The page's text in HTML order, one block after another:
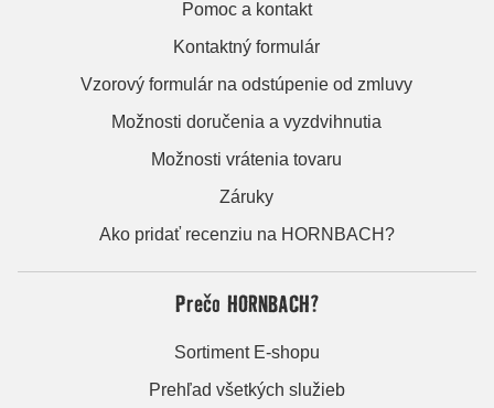
Pomoc a kontakt
Kontaktný formulár
Vzorový formulár na odstúpenie od zmluvy
Možnosti doručenia a vyzdvihnutia
Možnosti vrátenia tovaru
Záruky
Ako pridať recenziu na HORNBACH?
Prečo HORNBACH?
Sortiment E-shopu
Prehľad všetkých služieb